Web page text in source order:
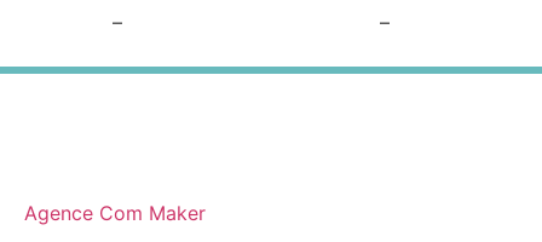
– –
Agence Com Maker